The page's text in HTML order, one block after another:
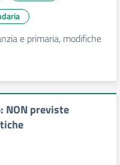
e primaria, modifiche
NON previste